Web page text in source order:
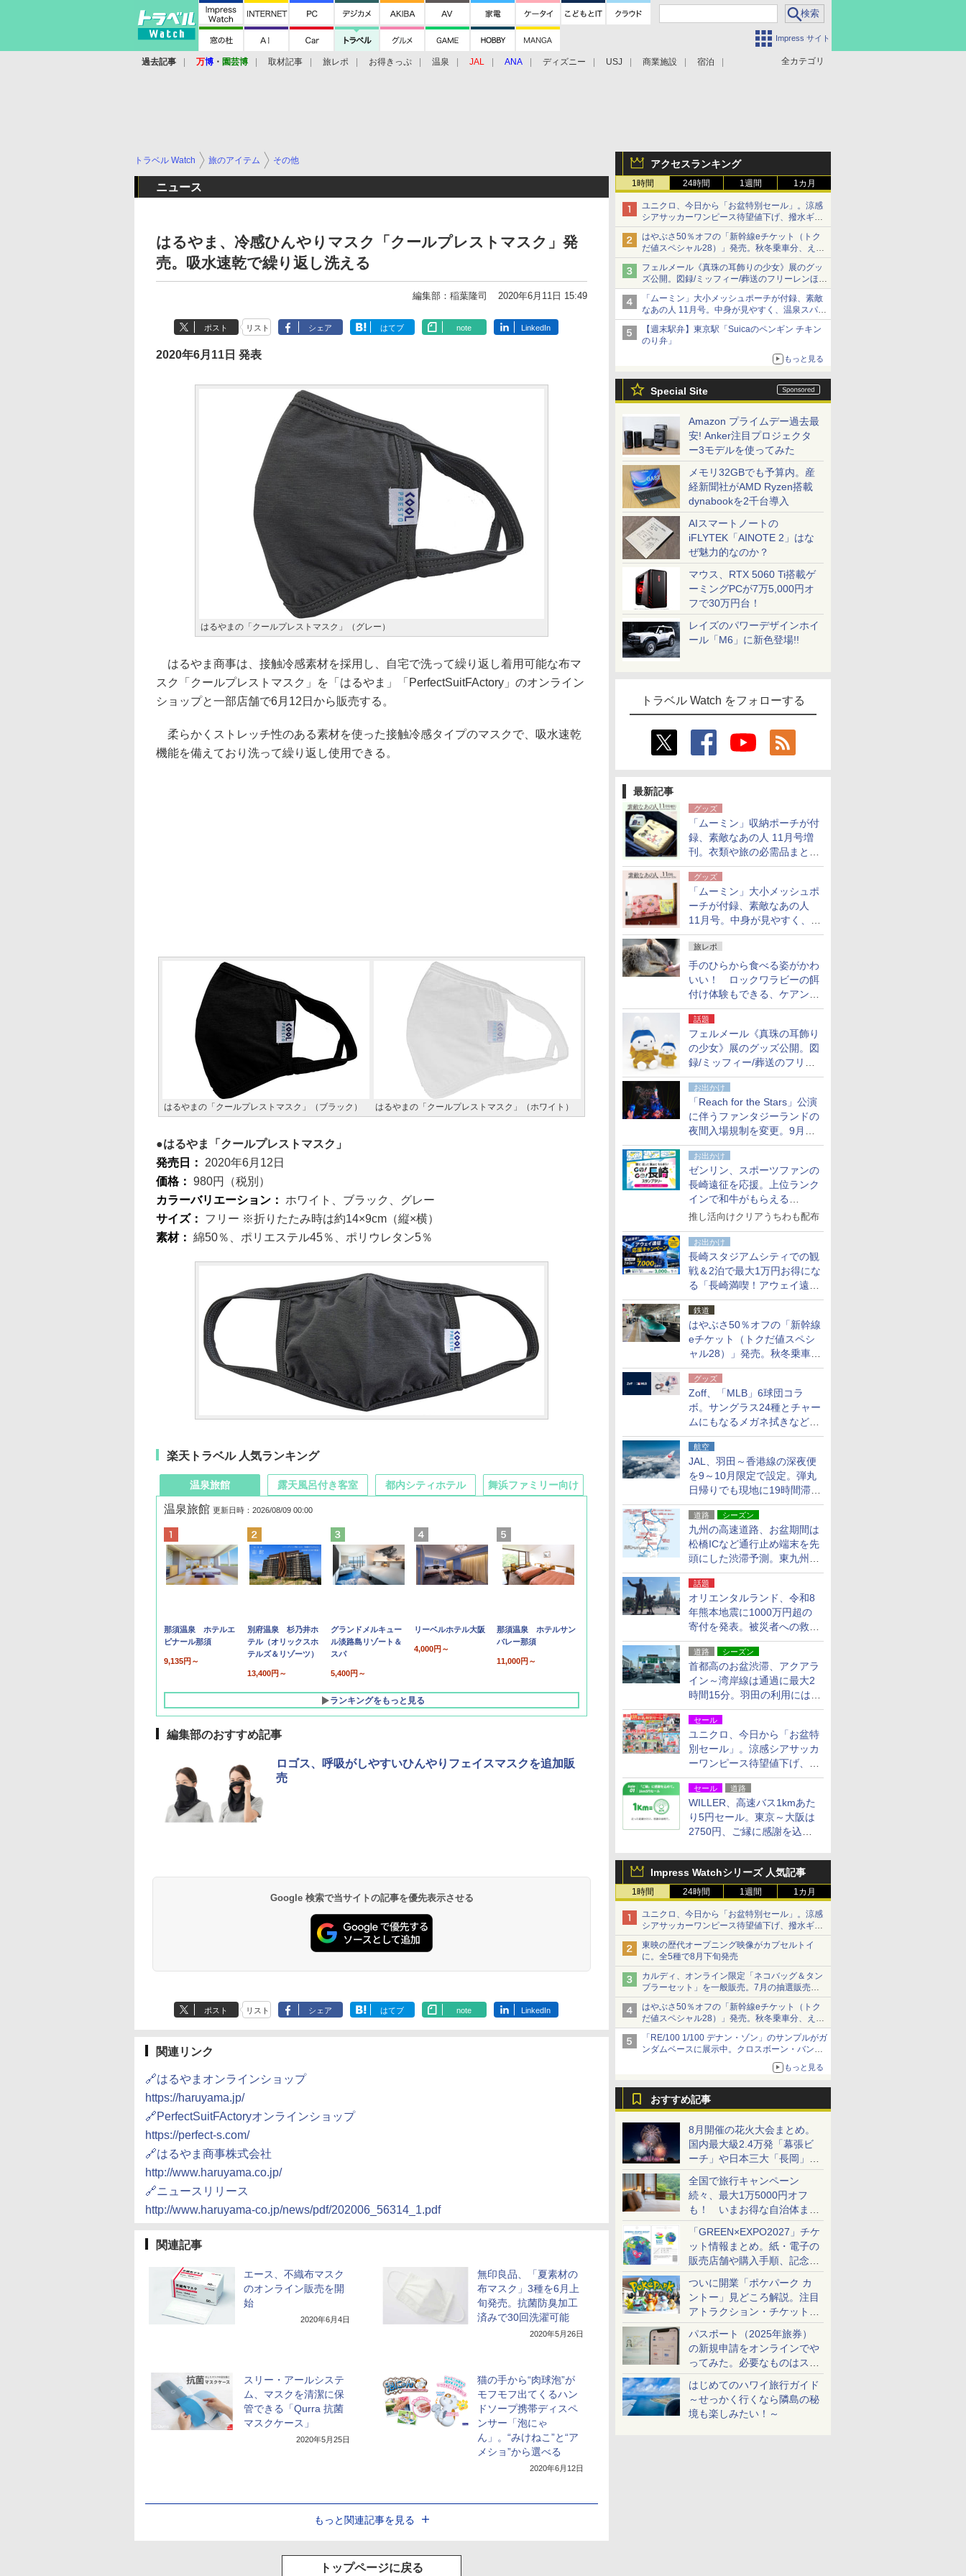
Impress サイト
全カテゴリ
過去記事 万博 ・ 園芸博 取材記事 旅レポ お得きっぷ 温泉 JAL ANA ディズニー USJ 商業施設 宿泊
アクセスランキング
1時間 24時間 1週間 1カ月
ユニクロ、今日から「お盆特別セール」。涼感
シアサッカーワンピース待望値下げ、撥水ギア
ショーツは1990円に
はやぶさ50％オフの「新幹線eチケット（トク
だ値スペシャル28）」発売。秋冬乗車分、えき
ねっと限定
フェルメール《真珠の耳飾りの少女》展のグッ
ズ公開。図録/ミッフィー/葬送のフリーレンほ
か、注目ブランドコラボが実現
「ムーミン」大小メッシュポーチが付録、素敵
なあの人 11月号。中身が見やすく、温泉スパに
も使える
【週末駅弁】東京駅「Suicaのペンギン チキン
のり弁」
もっと見る
Special Site
Amazon プライムデー過去最
安! Anker注目プロジェクタ
ー3モデルを使ってみた
メモリ32GBでも予算内。産
経新聞社がAMD Ryzen搭載
dynabookを2千台導入
AIスマートノートの
iFLYTEK「AINOTE 2」はな
ぜ魅力的なのか？
マウス、RTX 5060 Ti搭載ゲ
ーミングPCが7万5,000円オ
フで30万円台！
レイズのパワーデザインホイ
ール「M6」に新色登場!!
トラベル Watch をフォローする
最新記事
グッズ
「ムーミン」収納ポーチが付
録、素敵なあの人 11月号増
刊。衣類や旅の必需品まとま
る大小2個セット
グッズ
「ムーミン」大小メッシュポ
ーチが付録、素敵なあの人
11月号。中身が見やすく、温
泉スパにも使える
旅レポ
手のひらから食べる姿がかわ
いい！ ロックワラビーの餌
付け体験もできる、ケアンズ
でアサートン高原の日本語ガ
イド付きツアーに参加してみ
た
話題
フェルメール《真珠の耳飾り
の少女》展のグッズ公開。図
録/ミッフィー/葬送のフリー
レンほか、注目ブランドコラ
ボが実現
お出かけ
「Reach for the Stars」公演
に伴うファンタジーランドの
夜間入場規制を変更。9月か
ら18時50分～20時ごろに
お出かけ
ゼンリン、スポーツファンの
長崎遠征を応援。上位ランク
インで和牛がもらえる
「GO！GO！長崎スタンプラ
推し活向けクリアうちわも配布
お出かけ
長崎スタジアムシティでの観
戦＆2泊で最大1万円お得にな
る「長崎満喫！アウェイ遠征
応援キャンペーン」
鉄道
はやぶさ50％オフの「新幹線
eチケット（トクだ値スペシ
ャル28）」発売。秋冬乗車
分、えきねっと限定
グッズ
Zoff、「MLB」6球団コラ
ボ。サングラス24種とチャー
ムにもなるメガネ拭きなど雑
貨24種
航空
JAL、羽田～香港線の深夜便
を9～10月限定で設定。弾丸
日帰りでも現地に19時間滞在
できる
道路 シーズン
九州の高速道路、お盆期間は
松橋ICなど通行止め端末を先
頭にした渋滞予測。東九州道
への迂回は料金調整を実施
話題
オリエンタルランド、令和8
年熊本地震に1000万円超の
寄付を発表。被災者への救援
活動・復旧支援
道路 シーズン
首都高のお盆渋滞、アクアラ
イン～湾岸線は通過に最大2
時間15分。羽田の利用には
「空港西出口」の利用検討を
セール
ユニクロ、今日から「お盆特
別セール」。涼感シアサッカ
ーワンピース待望値下げ、撥
水ギアショーツは1990円に
セール 道路
WILLER、高速バス1kmあた
り5円セール。東京～大阪は
2750円、ご縁に感謝を込め
Impress Watchシリーズ 人気記事
1時間 24時間 1週間 1カ月
ユニクロ、今日から「お盆特別セール」。涼感
シアサッカーワンピース待望値下げ、撥水ギア
ショーツは1990円に
東映の歴代オープニング映像がカプセルトイ
に。全5種で8月下旬発売
カルディ、オンライン限定「ネコバッグ＆タン
ブラーセット」を一般販売。7月の抽選販売の
当選無効分
はやぶさ50％オフの「新幹線eチケット（トク
だ値スペシャル28）」発売。秋冬乗車分、えき
ねっと限定
「RE/100 1/100 デナン・ゾン」のサンプルがガ
ンダムベースに展示中。クロスボーン・バンガ
ードの制式量産機が間もなく発送【ガンダムベ
もっと見る
おすすめ記事
8月開催の花火大会まとめ。
国内最大級2.4万発「幕張ビ
ーチ」や日本三大「長岡」な
ど大型イベント目白押し！
全国で旅行キャンペーン
続々、最大1万5000円オフ
も！ いまお得な自治体まと
め
「GREEN×EXPO2027」チケ
ット情報まとめ。紙・電子の
販売店舗や購入手順、記念チ
ケットも解説
ついに開業「ポケパーク カ
ントー」見どころ解説。注目
アトラクション・チケット手
配・来場前に必要な準備は？
パスポート（2025年旅券）
の新規申請をオンラインでや
ってみた。必要なものはスマ
ホとマイナカードのみ
はじめてのハワイ旅行ガイド
～せっかく行くなら隣島の秘
境も楽しみたい！～
トラベル Watch 旅のアイテム その他
ニュース
はるやま、冷感ひんやりマスク「クールプレストマスク」発
売。吸水速乾で繰り返し洗える
編集部：稲葉隆司 2020年6月11日 15:49
ポスト リスト シェア はてブ note LinkedIn
2020年6月11日 発表
はるやまの「クールプレストマスク」（グレー）
はるやま商事は、接触冷感素材を採用し、自宅で洗って繰り返し着用可能な布マ
スク「クールプレストマスク」を「はるやま」「PerfectSuitFActory」のオンライン
ショップと一部店舗で6月12日から販売する。
柔らかくストレッチ性のある素材を使った接触冷感タイプのマスクで、吸水速乾
機能を備えており洗って繰り返し使用できる。
はるやまの「クールプレストマスク」（ブラック） はるやまの「クールプレストマスク」（ホワイト）
はるやま「クールプレストマスク」
発売日： 2020年6月12日
価格： 980円（税別）
カラーバリエーション： ホワイト、ブラック、グレー
サイズ： フリー ※折りたたみ時は約14×9cm（縦×横）
素材： 綿50％、ポリエステル45％、ポリウレタン5％
楽天トラベル 人気ランキング
温泉旅館
温泉旅館 更新日時：2026/08/09 00:00
那須温泉 ホテルエ
ピナール那須
9,135円～
別府温泉 杉乃井ホ
テル（オリックスホ
テルズ＆リゾーツ）
13,400円～
グランドメルキュー
ル淡路島リゾート＆
スパ
5,400円～
リーベルホテル大阪
4,000円～
那須温泉 ホテルサン
バレー那須
11,000円～
ランキングをもっと見る
露天風呂付き客室
10,450円～
19,541円～
都内シティホテル 舞浜ファミリー向け
7,950円～
5,758円～
編集部のおすすめ記事
ロゴス、呼吸がしやすいひんやりフェイスマスクを追加販
売
Google 検索で当サイトの記事を優先表示させる
ポスト リスト シェア はてブ note LinkedIn
関連リンク
🔗はるやまオンラインショップ
https://haruyama.jp/
🔗PerfectSuitFActoryオンラインショップ
https://perfect-s.com/
🔗はるやま商事株式会社
http://www.haruyama.co.jp/
🔗ニュースリリース
http://www.haruyama-co.jp/news/pdf/202006_56314_1.pdf
関連記事
エース、不織布マスク
のオンライン販売を開
始
2020年6月4日
無印良品、「夏素材の
布マスク」3種を6月上
旬発売。抗菌防臭加工
済みで30回洗濯可能
2020年5月26日
スリー・アールシステ
ム、マスクを清潔に保
管できる「Qurra 抗菌
マスクケース」
2020年5月25日
猫の手から“肉球泡”が
モフモフ出てくるハン
ドソープ携帯ディスペ
ンサー「泡にゃ
ん」。“みけねこ”と“ア
メショ”から選べる
2020年6月12日
もっと関連記事を見る
トップページに戻る